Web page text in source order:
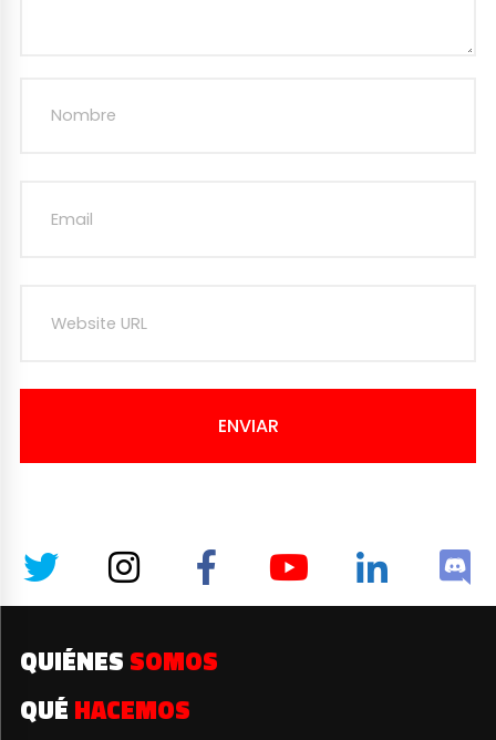
ENVIAR
QUIÉNES SOMOS
QUÉ HACEMOS